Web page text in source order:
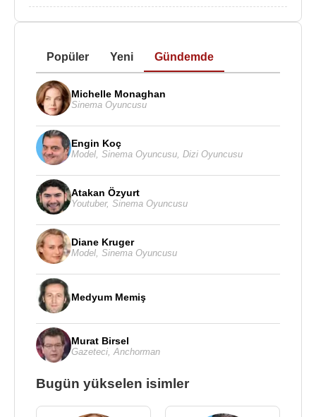
Popüler Yeni Gündemde
Michelle Monaghan
Sinema Oyuncusu
Engin Koç
Model, Sinema Oyuncusu, Dizi Oyuncusu
Atakan Özyurt
Youtuber, Sinema Oyuncusu
Diane Kruger
Model, Sinema Oyuncusu
Medyum Memiş
Murat Birsel
Gazeteci,Anchorman
Bugün yükselen isimler